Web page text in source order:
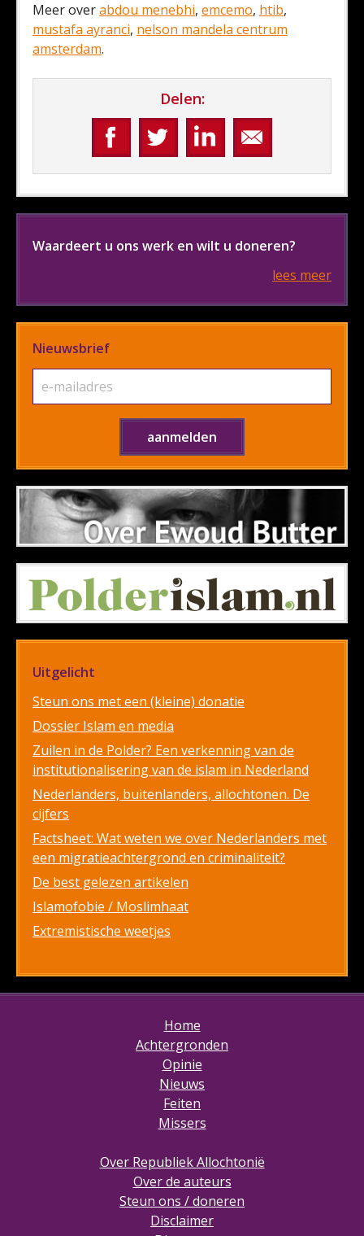
Meer overabdou menebhi, emcemo, htib,
mustafa ayranci, nelson mandela centrum
amsterdam.
Delen:
Waardeert u ons werk en wilt u doneren?
lees meer
Nieuwsbrief
Uitgelicht
Steun ons met een (kleine) donatie
Dossier Islam en media
Zuilen in de Polder? Een verkenning van de
institutionalisering van de islam in Nederland
Nederlanders, buitenlanders, allochtonen. De
cijfers
Factsheet: Wat weten we over Nederlanders met
een migratieachtergrond en criminaliteit?
De best gelezen artikelen
Islamofobie / Moslimhaat
Extremistische weetjes
Home
Achtergronden
Opinie
Nieuws
Feiten
Missers
Over Republiek Allochtonië
Over de auteurs
Steun ons / doneren
Disclaimer